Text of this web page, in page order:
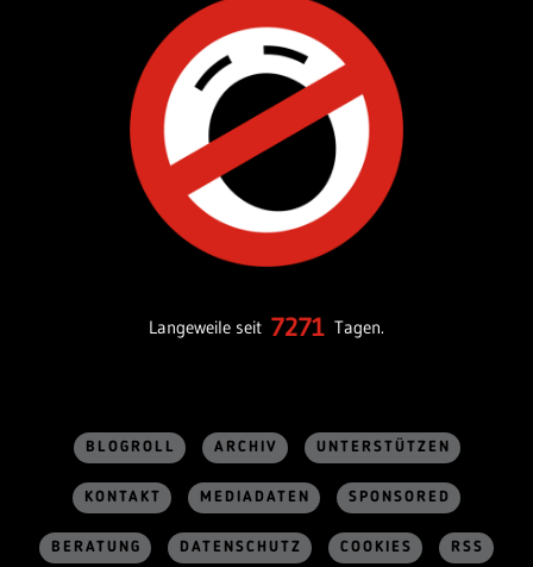
Langeweile seit 7271 Tagen.
BLOGROLL ARCHIV UNTERSTÜTZEN
KONTAKT MEDIADATEN SPONSORED
BERATUNG DATENSCHUTZ COOKIES RSS